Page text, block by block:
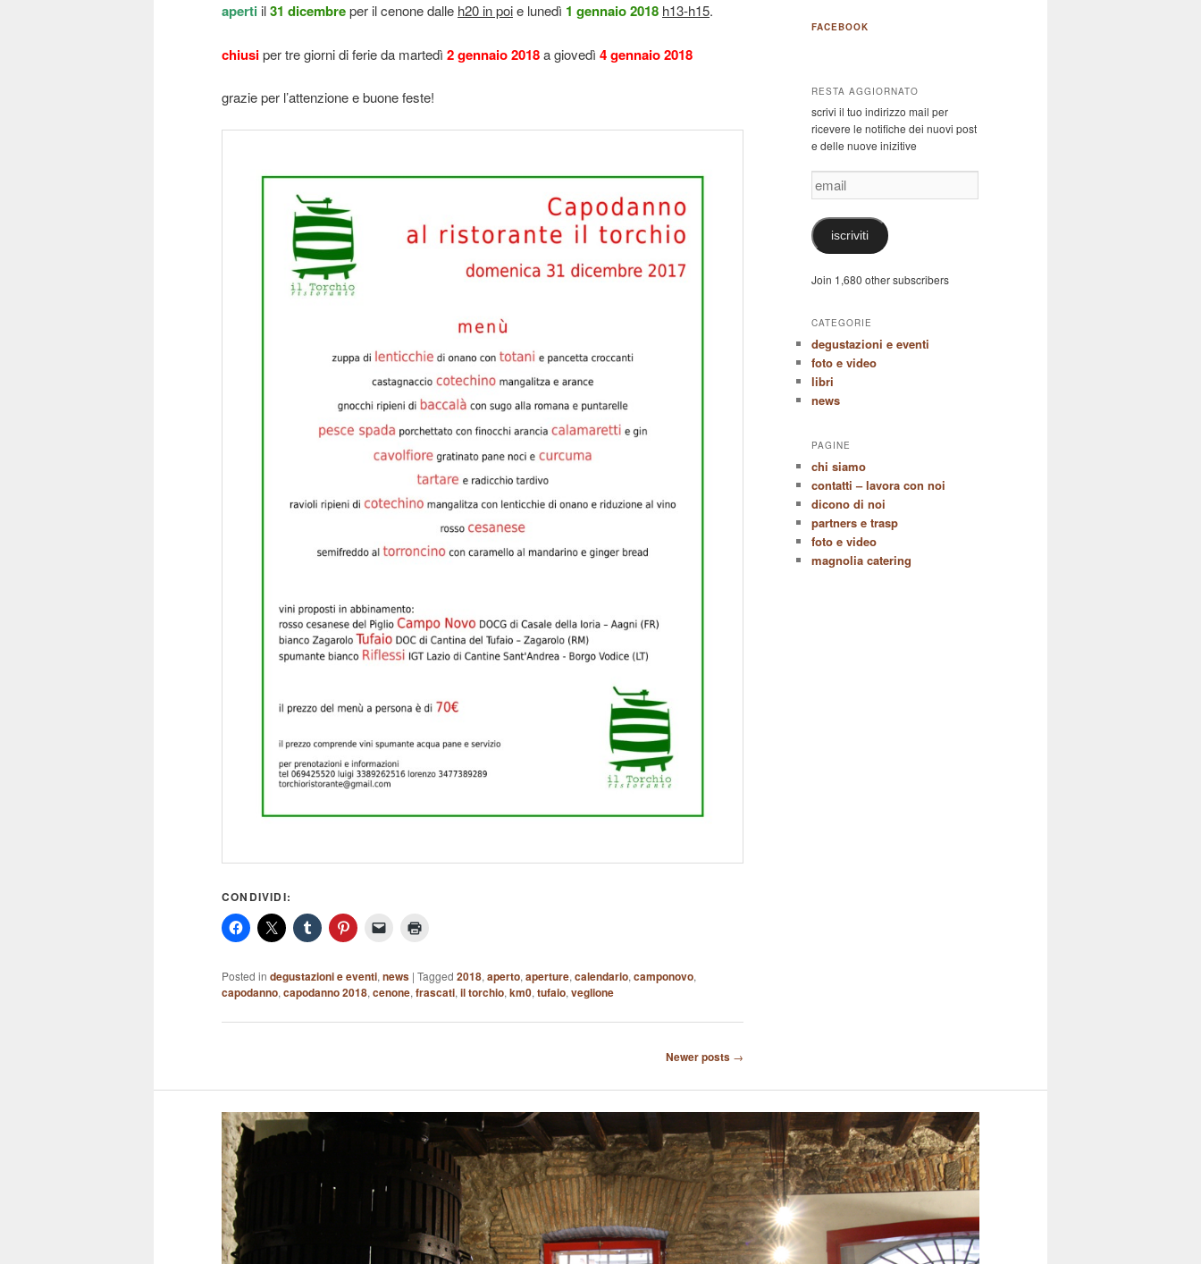
aperti il31 dicembreper il cenone dalle h20 in poie lunedì 1 gennaio 2018 h13-h15.
chiusiper tre giorni di ferie da martedì 2 gennaio 2018a giovedì 4 gennaio 2018
grazie per l’attenzione e buone feste!
CONDIVIDI:
Posted in degustazioni e eventi, news | Tagged 2018, aperto, aperture, calendario, camponovo,
capodanno, capodanno 2018, cenone, frascati, il torchio, km0, tufaio, veglione
Newer posts →
FACEBOOK
RESTA AGGIORNATO
scrivi il tuo indirizzo mail per
ricevere le notifiche dei nuovi post
e delle nuove inizitive
iscriviti
Join 1,680 other subscribers
CATEGORIE
degustazioni e eventi
foto e video
libri
news
PAGINE
chi siamo
contatti – lavora con noi
dicono di noi
partners e trasp
foto e video
magnolia catering